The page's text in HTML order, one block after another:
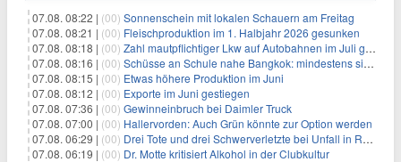
07.08. 08:22 | (00) Sonnenschein mit lokalen Schauern am Freitag
07.08. 08:21 | (00) Fleischproduktion im 1. Halbjahr 2026 gesunken
07.08. 08:18 | (00) Zahl mautpflichtiger Lkw auf Autobahnen im Juli gestiegen
07.08. 08:16 | (00) Schüsse an Schule nahe Bangkok: mindestens sieben Tote
07.08. 08:15 | (00) Etwas höhere Produktion im Juni
07.08. 08:12 | (00) Exporte im Juni gestiegen
07.08. 07:36 | (00) Gewinneinbruch bei Daimler Truck
07.08. 07:00 | (00) Hallervorden: Auch Grün könnte zur Option werden
07.08. 06:29 | (00) Drei Tote und drei Schwerverletzte bei Unfall in Rheinland-Pfalz
07.08. 06:19 | (00) Dr. Motte kritisiert Alkohol in der Clubkultur